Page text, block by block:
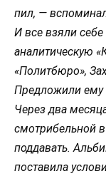
пил, —
И все взяли
аналитическую
«Политбюро»,
Предложили ему
Через два
смотрибельной
поддавать.
поставила